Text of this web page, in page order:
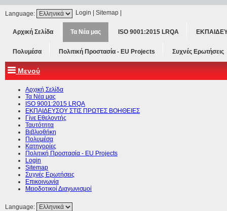
Language: Login Sitemap
Αρχική Σελίδα Τα Νέα μας ISO 9001:2015 LRQA
Πολυμέσα Πολιτική Προστασία - ΕU Projects Συχνές Ερωτήσεις
Μενού
Αρχική Σελίδα
Τα Νέα μας
ISO 9001:2015 LRQA
ΕΚΠΑΙΔΕΥΣΟΥ ΣΤΙΣ ΠΡΩΤΕΣ ΒΟΗΘΕΙΕΣ
Γίνε Εθελοντής
Ταυτότητα
Βιβλιοθήκη
Πολυμέσα
Κατηγορίες
Πολιτική Προστασία - ΕU Projects
Login
Sitemap
Συχνές Ερωτήσεις
Επικοινωνία
Μειοδοτικοί Διαγωνισμοί
Language: